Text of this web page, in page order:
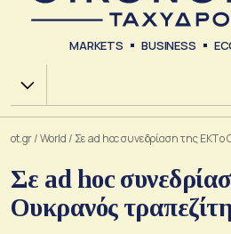
MARKETS BUSINESS
Χ.Α.
ot.gr/World / Σε ad hoc συνεδρίαση της ΕΚΤ ο
Σε ad hoc
Ουκρανός